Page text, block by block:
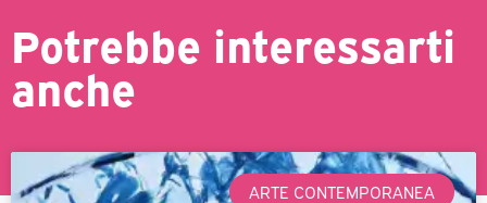
Potrebbe interessarti
anche
ARTE CONTEMPORANEA